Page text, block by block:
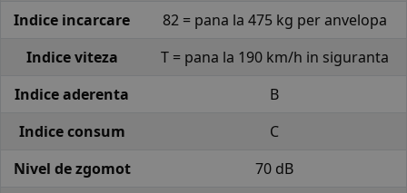
Indice incarcare
82 = pana la 475 kg per anvelopa
Indice viteza
T = pana la 190 km/h in siguranta
Indice aderenta
B
Indice consum
C
Nivel de zgomot
70 dB